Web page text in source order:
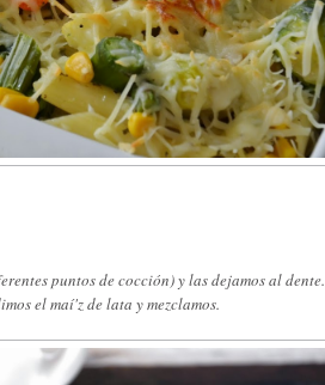
puntos de cocción) y las dejamos al dente.
el maí'z de lata y mezclamos.